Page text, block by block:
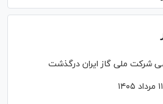
شرکت ملی گاز ایران درگذشت